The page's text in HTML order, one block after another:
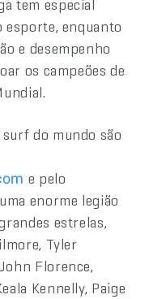
tem especial
esporte, enquanto
e desempenho
os campeões de
do mundo são
e pelo
enorme legião
estrelas,
Tyler
Florence,
Kennelly, Paige